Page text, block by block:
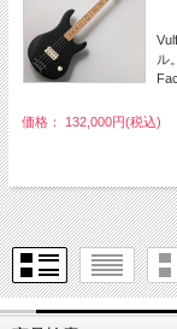
ル。
価格： 132,000円(税込)